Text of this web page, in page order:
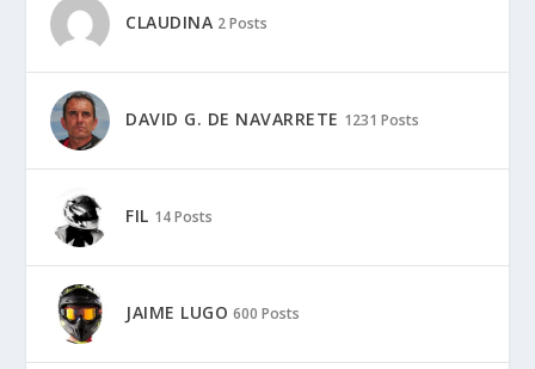
CLAUDINA 2 Posts
DAVID G. DE NAVARRETE 1231 Posts
FIL 14 Posts
JAIME LUGO 600 Posts